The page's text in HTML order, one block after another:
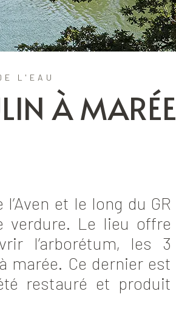
L'EAU
À MARÉE
et le long du GR
verdure. Le lieu offre
l’arborétum, les 3
marée. Ce dernier est
restauré et produit